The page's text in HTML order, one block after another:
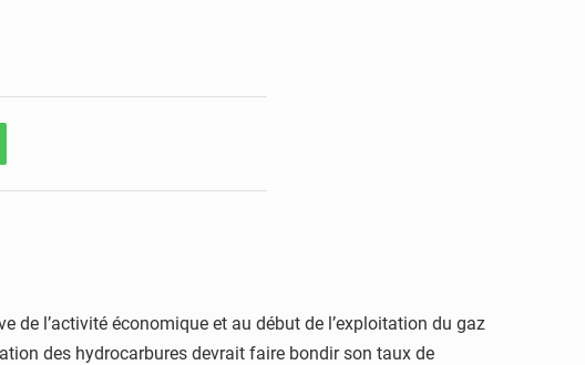
de l’activité économique et au début de l’exploitation du gaz
des hydrocarbures devrait faire bondir son taux de